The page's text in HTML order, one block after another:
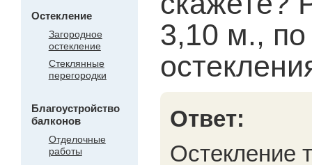
Остекление
Загородное
остекление
Стеклянные
перегородки
Благоустройство
балконов
Отделочные
работы
3,10 м., по
Ответ:
Остекление